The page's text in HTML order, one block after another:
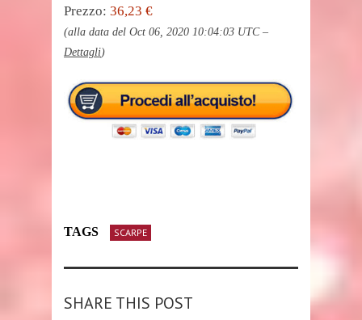
Prezzo: 36,23 €
(alla data del Oct 06, 2020 10:04:03 UTC –
Dettagli)
TAGS SCARPE
SHARE THIS POST